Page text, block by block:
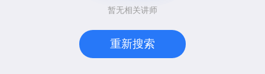
暂无相关讲师
重新搜索